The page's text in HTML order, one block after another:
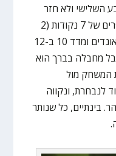
השלישי ולא חזר
לשחק, מה שהשאיר אותו על מספרים של 7 נקודות (2
מ-3 לשתיים, 3 מ-3 מהקו), 3 ריבאונדים ומדד 10 ב-12
מחבלה בברך הוא
המשחק מול
לנבחרת, ונקווה
בינתיים, כל שנותר